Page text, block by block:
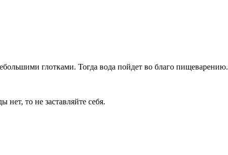
глотками. Тогда вода пойдет во благо пищеварению.
то не заставляйте себя.